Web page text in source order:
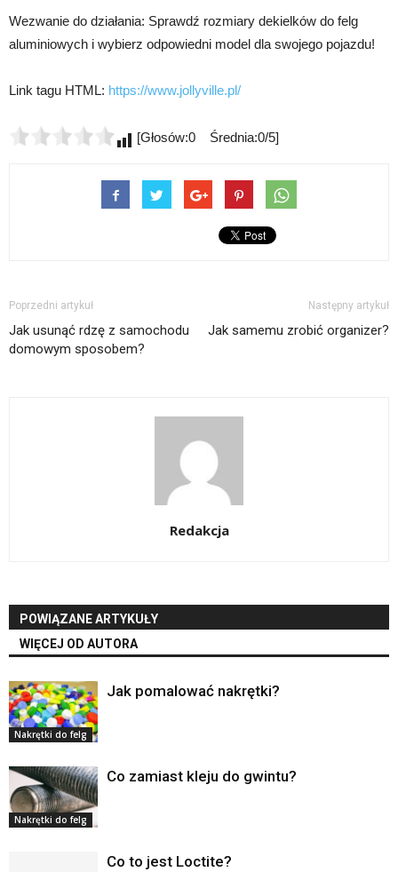
Wezwanie do działania: Sprawdź rozmiary dekielków do felg
aluminiowych i wybierz odpowiedni model dla swojego pojazdu!
Link tagu HTML: https://www.jollyville.pl/
[Głosów:0 Średnia:0/5]
Poprzedni artykuł
Jak usunąć rdzę z samochodu
domowym sposobem?
Następny artykuł
Jak samemu zrobić organizer?
Redakcja
POWIĄZANE ARTYKUŁY
WIĘCEJ OD AUTORA
Nakrętki do felg
Jak pomalować nakrętki?
Nakrętki do felg
Co zamiast kleju do gwintu?
Co to jest Loctite?